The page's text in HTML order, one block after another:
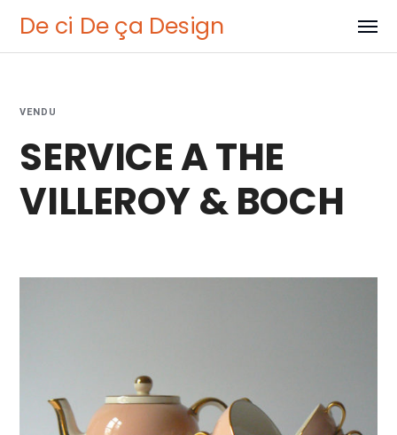
De ci De ça Design
VENDU
SERVICE A THE
VILLEROY & BOCH